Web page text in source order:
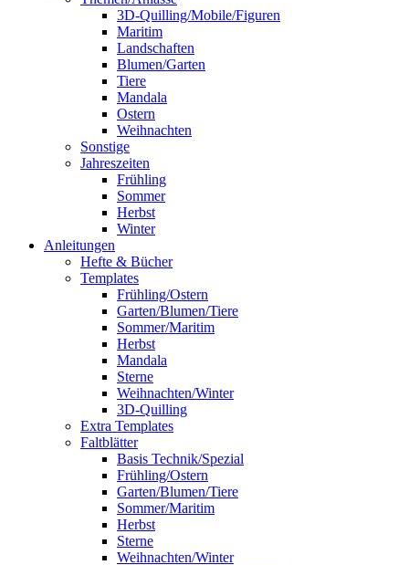
3D-Quilling/Mobile/Figuren
Maritim
Landschaften
Blumen/Garten
Tiere
Mandala
Ostern
Weihnachten
Sonstige
Jahreszeiten
Frühling
Sommer
Herbst
Winter
Anleitungen
Hefte & Bücher
Templates
Frühling/Ostern
Garten/Blumen/Tiere
Sommer/Maritim
Herbst
Mandala
Sterne
Weihnachten/Winter
3D-Quilling
Extra Templates
Faltblätter
Basis Technik/Spezial
Frühling/Ostern
Garten/Blumen/Tiere
Sommer/Maritim
Herbst
Sterne
Weihnachten/Winter